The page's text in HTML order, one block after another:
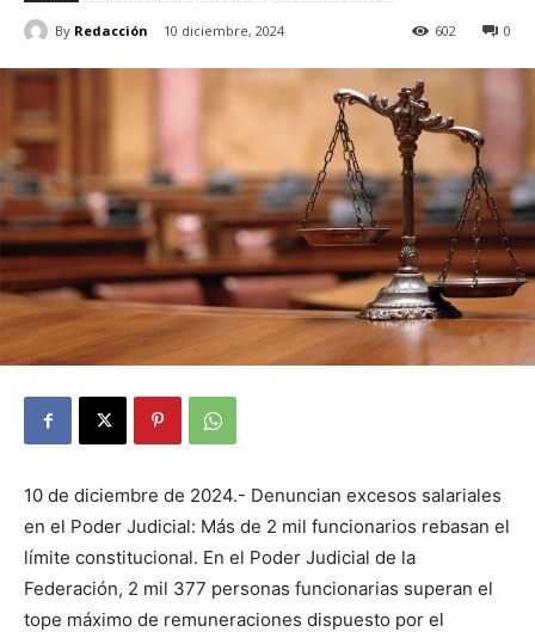
By Redacción 10 diciembre, 2024 0
602
10 de diciembre de 2024.- Denuncian excesos salariales
en el Poder Judicial: Más de 2 mil funcionarios rebasan el
límite constitucional. En el Poder Judicial de la
Federación, 2 mil 377 personas funcionarias superan el
tope máximo de remuneraciones dispuesto por el